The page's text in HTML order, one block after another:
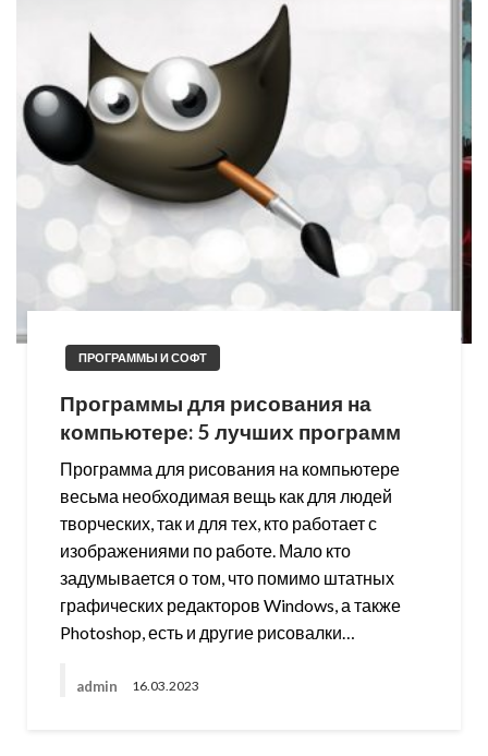
ПРОГРАММЫ И СОФТ
Программы для рисования на
компьютере: 5 лучших программ
Программа для рисования на компьютере
весьма необходимая вещь как для людей
творческих, так и для тех, кто работает с
изображениями по работе. Мало кто
задумывается о том, что помимо штатных
графических редакторов Windows, а также
Photoshop, есть и другие рисовалки…
admin 16.03.2023